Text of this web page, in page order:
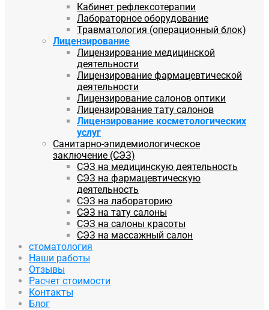
Кабинет рефлексотерапии
Лабораторное оборудование
Травматология (операционный блок)
Лицензирование
Лицензирование медицинской
деятельности
Лицензирование фармацевтической
деятельности
Лицензирование салонов оптики
Лицензирование тату салонов
Лицензирование косметологических
услуг
Санитарно-эпидемиологическое
заключение (СЭЗ)
СЭЗ на медицинскую деятельность
СЭЗ на фармацевтическую
деятельность
СЭЗ на лабораторию
СЭЗ на тату салоны
СЭЗ на салоны красоты
СЭЗ на массажный салон
стоматология
Наши работы
Отзывы
Расчет стоимости
Контакты
Блог